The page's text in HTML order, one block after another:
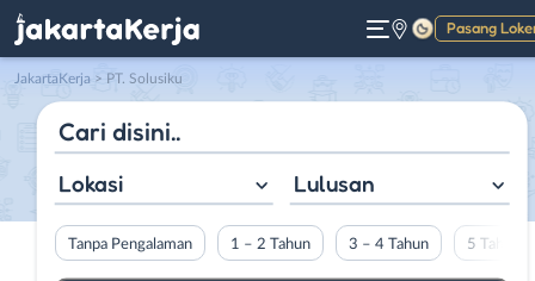
Pasang
Gelap
JakartaKerja > PT. Solusiku
Lokasi Lulusan
Tanpa Pengalaman 1 – 2 Tahun 3 – 4 Tahun 5 Tahun